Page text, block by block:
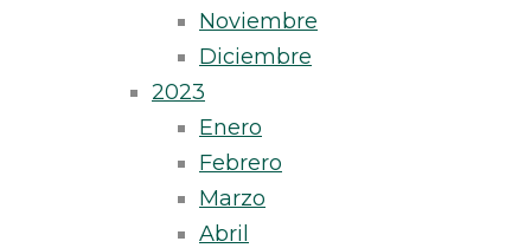
Noviembre
Diciembre
2023
Enero
Febrero
Marzo
Abril